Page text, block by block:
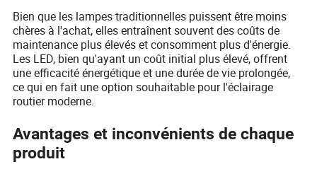
Bien que les lampes traditionnelles puissent être moins
chères à l'achat, elles entraînent souvent des coûts de
maintenance plus élevés et consomment plus d'énergie.
Les LED, bien qu'ayant un coût initial plus élevé, offrent
une efficacité énergétique et une durée de vie prolongée,
ce qui en fait une option souhaitable pour l'éclairage
routier moderne.
Avantages et inconvénients de chaque
produit